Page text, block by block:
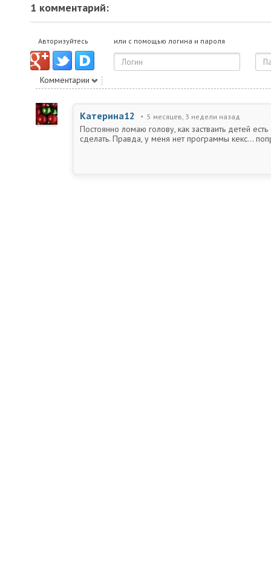
1 комментарий:
Авторизуйтесь или с помощью логина и пароля
Комментарии
Катерина12 5 месяцев, 3 недели назад
Постоянно ломаю голову, как застваить детей
сделать. Правда, у меня нет программы кекс...